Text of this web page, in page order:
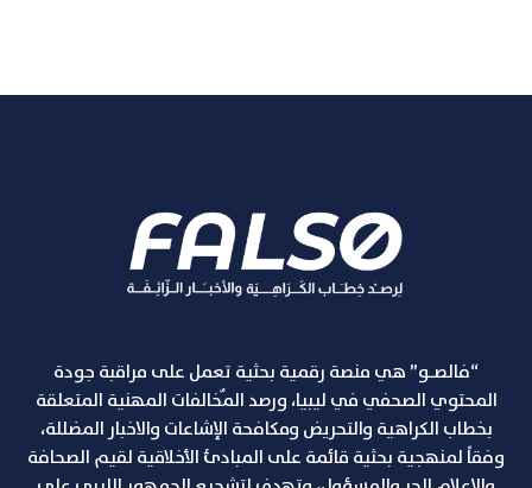
“فالصـو” هي منصة رقمية بحثية تعمل على مراقبة جودة
المحتوي الصحفي في ليبيا، ورصد المٌخالفات المهنية المتعلقة
بخطاب الكراهية والتحريض ومكافحة الإشاعات والاخبار المضللة،
وفقاً لمنهجية بحثية قائمة على المبادئ الأخلاقية لقيم الصحافة